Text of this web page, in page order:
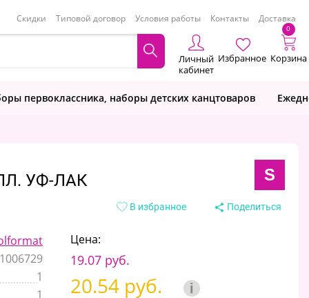
Скидки Типовой договор Условия работы Контакты Доставка
Личный
кабинет
Избранное
0
Корзина
первоклассника, наборы детских канцтоваров
УФ-ЛАК S
В избранное Поделиться
1006729
1
1
Цена:
19.07 руб.
20.54 руб. i